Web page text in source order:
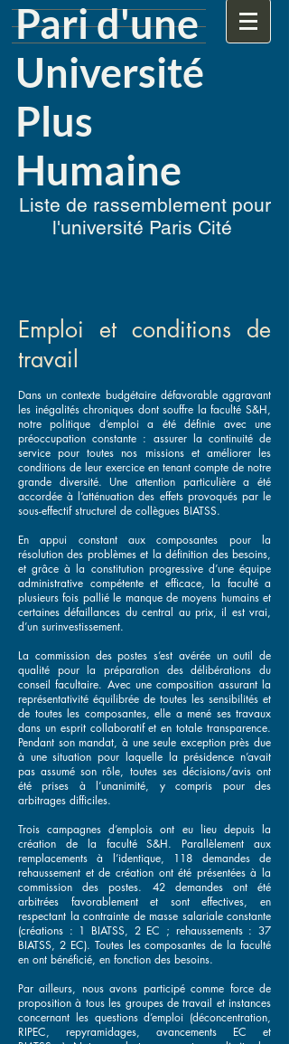
Liste de rassemblement pour
l'université Paris Cité
Pari d'une
Université
Plus
Humaine
Emploi et conditions de
travail
Dans un contexte budgétaire défavorable aggravant
les inégalités chroniques dont souffre la faculté S&H,
notre politique d’emploi a été définie avec une
préoccupation constante : assurer la continuité de
service pour toutes nos missions et améliorer les
conditions de leur exercice en tenant compte de notre
grande diversité. Une attention particulière a été
accordée à l’atténuation des effets provoqués par le
sous-effectif structurel de collègues BIATSS.
En appui constant aux composantes pour la
résolution des problèmes et la définition des besoins,
et grâce à la constitution progressive d’une équipe
administrative compétente et efficace, la faculté a
plusieurs fois pallié le manque de moyens humains et
certaines défaillances du central au prix, il est vrai,
d’un surinvestissement.
La commission des postes s’est avérée un outil de
qualité pour la préparation des délibérations du
conseil facultaire. Avec une composition assurant la
représentativité équilibrée de toutes les sensibilités et
de toutes les composantes, elle a mené ses travaux
dans un esprit collaboratif et en totale transparence.
Pendant son mandat, à une seule exception près due
à une situation pour laquelle la présidence n’avait
pas assumé son rôle, toutes ses décisions/avis ont
été prises à l’unanimité, y compris pour des
arbitrages difficiles.
Trois campagnes d’emplois ont eu lieu depuis la
création de la faculté S&H. Parallèlement aux
remplacements à l’identique, 118 demandes de
rehaussement et de création ont été présentées à la
commission des postes. 42 demandes ont été
arbitrées favorablement et sont effectives, en
respectant la contrainte de masse salariale constante
(créations : 1 BIATSS, 2 EC ; rehaussements : 37
BIATSS, 2 EC). Toutes les composantes de la faculté
en ont bénéficié, en fonction des besoins.
Par ailleurs, nous avons participé comme force de
proposition à tous les groupes de travail et instances
concernant les questions d’emploi (déconcentration,
RIPEC, repyramidages, avancements EC et